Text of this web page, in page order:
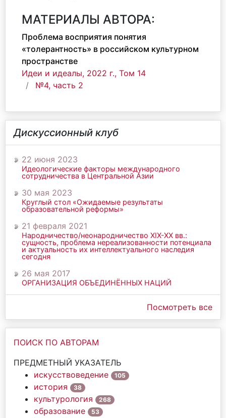
МАТЕРИАЛЫ АВТОРА:
Проблема восприятия понятия
«толерантность» в российском культурном
пространстве
Идеи и идеалы, 2022 г., Том 14
№4, часть 2
Дискуссионный клуб
22 июня 2023
Идеологические факторы международного
сотрудничества в Центральной Азии
30 мая 2023
Круглый стол «Ожидаемые результаты
образовательной реформы»
21 февраля 2021
Народничество/неонародничество ХIХ-ХХ вв.:
сущность, проблема нереализованности потенциала
и актуальность их интеллектуального наследия
сегодня
26 мая 2017
ОРГАНИЗАЦИЯ ОБЪЕДИНЁННЫХ НАЦИЙ
Посмотреть все
ПОИСК ПО АВТОРАМ
ПРЕДМЕТНЫЙ УКАЗАТЕЛЬ
искусствоведение
105
история 38
культурология 268
образование 53